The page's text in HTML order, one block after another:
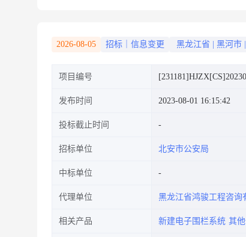
2026-08-05 招标｜信息变更 黑龙江省 黑河市
项目编号
发布时间 2023-08-01 16:15:42
投标截止时间
招标单位 北安市公安局
中标单位
代理单位 黑龙江省鸿骏工程咨询
相关产品 新建电子围栏系统 其